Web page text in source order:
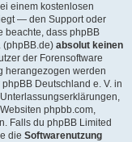
einem kostenlosen
— den Support oder
beachte, dass phpBB
(phpBB.de) absolut keinen
der Forensoftware
herangezogen werden
Deutschland e. V. in
phpbb.com,
Falls du phpBB Limited
die Softwarenutzung